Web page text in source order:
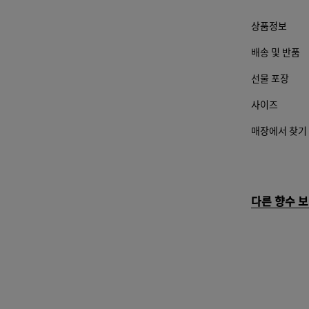
상품정보
배송 및 반품
선물 포장
사이즈
매장에서 찾기
다른 향수